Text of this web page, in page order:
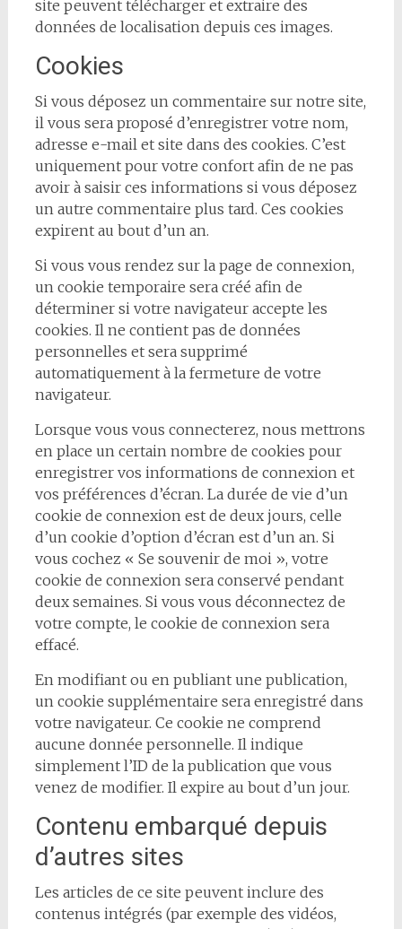
site peuvent télécharger et extraire des
données de localisation depuis ces images.
Cookies
Si vous déposez un commentaire sur notre site,
il vous sera proposé d’enregistrer votre nom,
adresse e-mail et site dans des cookies. C’est
uniquement pour votre confort afin de ne pas
avoir à saisir ces informations si vous déposez
un autre commentaire plus tard. Ces cookies
expirent au bout d’un an.
Si vous vous rendez sur la page de connexion,
un cookie temporaire sera créé afin de
déterminer si votre navigateur accepte les
cookies. Il ne contient pas de données
personnelles et sera supprimé
automatiquement à la fermeture de votre
navigateur.
Lorsque vous vous connecterez, nous mettrons
en place un certain nombre de cookies pour
enregistrer vos informations de connexion et
vos préférences d’écran. La durée de vie d’un
cookie de connexion est de deux jours, celle
d’un cookie d’option d’écran est d’un an. Si
vous cochez « Se souvenir de moi », votre
cookie de connexion sera conservé pendant
deux semaines. Si vous vous déconnectez de
votre compte, le cookie de connexion sera
effacé.
En modifiant ou en publiant une publication,
un cookie supplémentaire sera enregistré dans
votre navigateur. Ce cookie ne comprend
aucune donnée personnelle. Il indique
simplement l’ID de la publication que vous
venez de modifier. Il expire au bout d’un jour.
Contenu embarqué depuis
d’autres sites
Les articles de ce site peuvent inclure des
contenus intégrés (par exemple des vidéos,